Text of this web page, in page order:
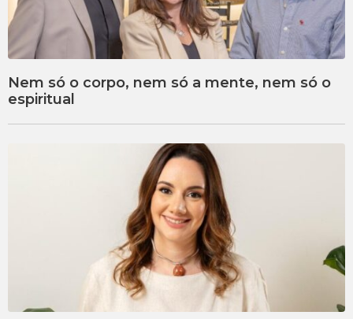
Nem só o corpo, nem só a mente, nem só o
espiritual